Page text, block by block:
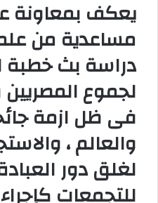
يعكف بمعاونة
مساعدية من
دراسة بث خطبة
لجموع
فى ظل ازمة
والعالم ،
لغلق دور